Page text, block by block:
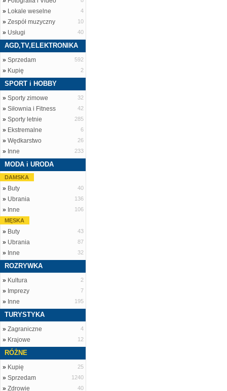
» Lokale weselne 4
» Zespół muzyczny 10
» Usługi 40
AGD,TV,ELEKTRONIKA
» Sprzedam 592
» Kupię 2
SPORT i HOBBY
» Sporty zimowe 32
» Siłownia i Fitness 42
» Sporty letnie 285
» Ekstremalne 6
» Wędkarstwo 26
» Inne 233
MODA i URODA
DAMSKA
» Buty 40
» Ubrania 136
» Inne
106
MĘSKA
» Buty 43
» Ubrania 87
» Inne 32
ROZRYWKA
» Kultura 2
» Imprezy 7
» Inne 195
TURYSTYKA
» Zagraniczne 4
» Krajowe 12
RÓŻNE
» Kupię 25
» Sprzedam 1240
» Zdrowie 40